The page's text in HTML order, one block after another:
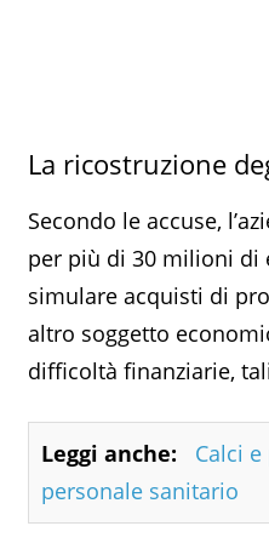
La ricostruzione
Secondo le accuse,
per più di 30 milioni di
simulare acquisti di
altro soggetto
difficoltà finanziarie,
Leggi anche:
Calci
personale sanitario